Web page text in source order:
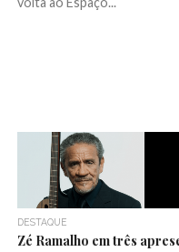
DESTAQUE
Zé Ramalho em três